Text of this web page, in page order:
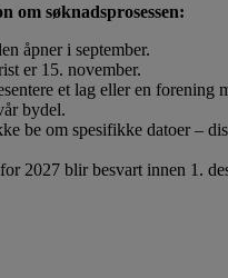
om søknadsprosessen:
åpner i september.
er 15. november.
et lag eller en forening
bydel.
be om spesifikke datoer –
2027 blir besvart innen 1.